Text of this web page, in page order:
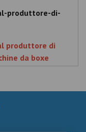
produttore-di-
produttore di
da boxe
, boxe , gettoni ,